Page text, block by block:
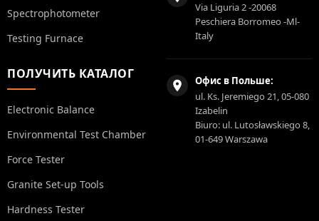
Spectrophotometer
Testing Furnace
ПОЛУЧИТЬ КАТАЛОГ
Electronic Balance
Environmental Test Chamber
Force Tester
Granite Set-up Tools
Hardness Tester
Via Liguria 2 -20068
Peschiera Borromeo -Ml-
Italy
Офис в Польше:
ul. Ks. Jeremiego 21, 05-080
Izabelin
Biuro: ul. Lutosławskiego 8,
01-649 Warszawa